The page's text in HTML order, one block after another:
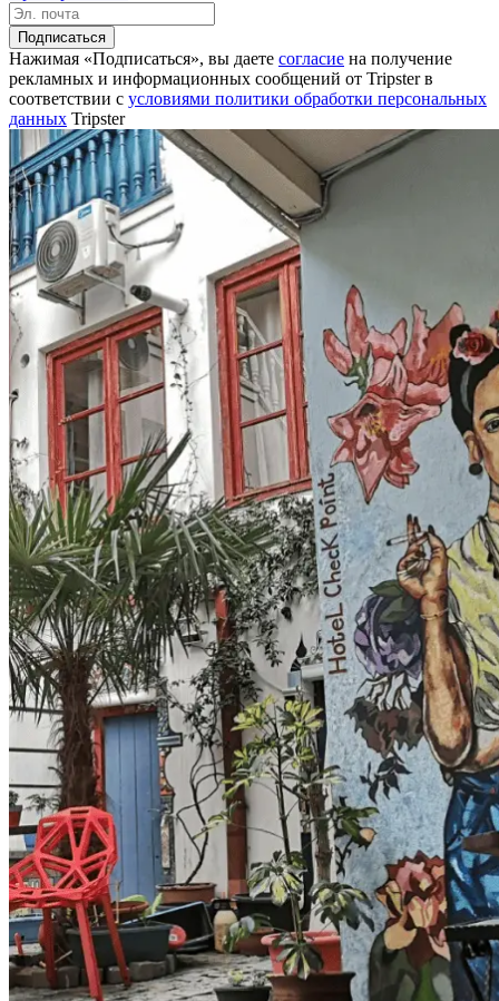
вопросы отвечала очень интересно и подробно. Высоко
профессиональный организатор, замечательный
человек,очень интересный собеседник. Для нас самое
главное экскурсионное обслуживание, всё было просто
замечательно. Жанар профессионал своего дела!
ещё
Подписаться
Нажимая «Подписаться», вы даете согласие на получение
рекламных и информационных сообщений от Tripster в
соответствии c условиями политики обработки персональных
данных Tripster